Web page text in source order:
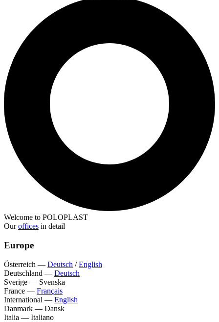
Welcome to POLOPLAST
Ouroffices in detail
Europe
Österreich — Deutsch /English
Deutschland — Deutsch
Sverige — Svenska
France — Français
International — English
Danmark — Dansk
Italia — Italiano